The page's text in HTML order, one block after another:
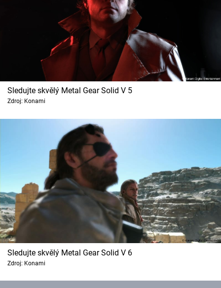
Sledujte skvělý Metal Gear Solid V 5
Zdroj: Konami
Sledujte skvělý Metal Gear Solid V 6
Zdroj: Konami